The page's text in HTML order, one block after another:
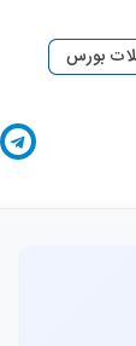
بورس